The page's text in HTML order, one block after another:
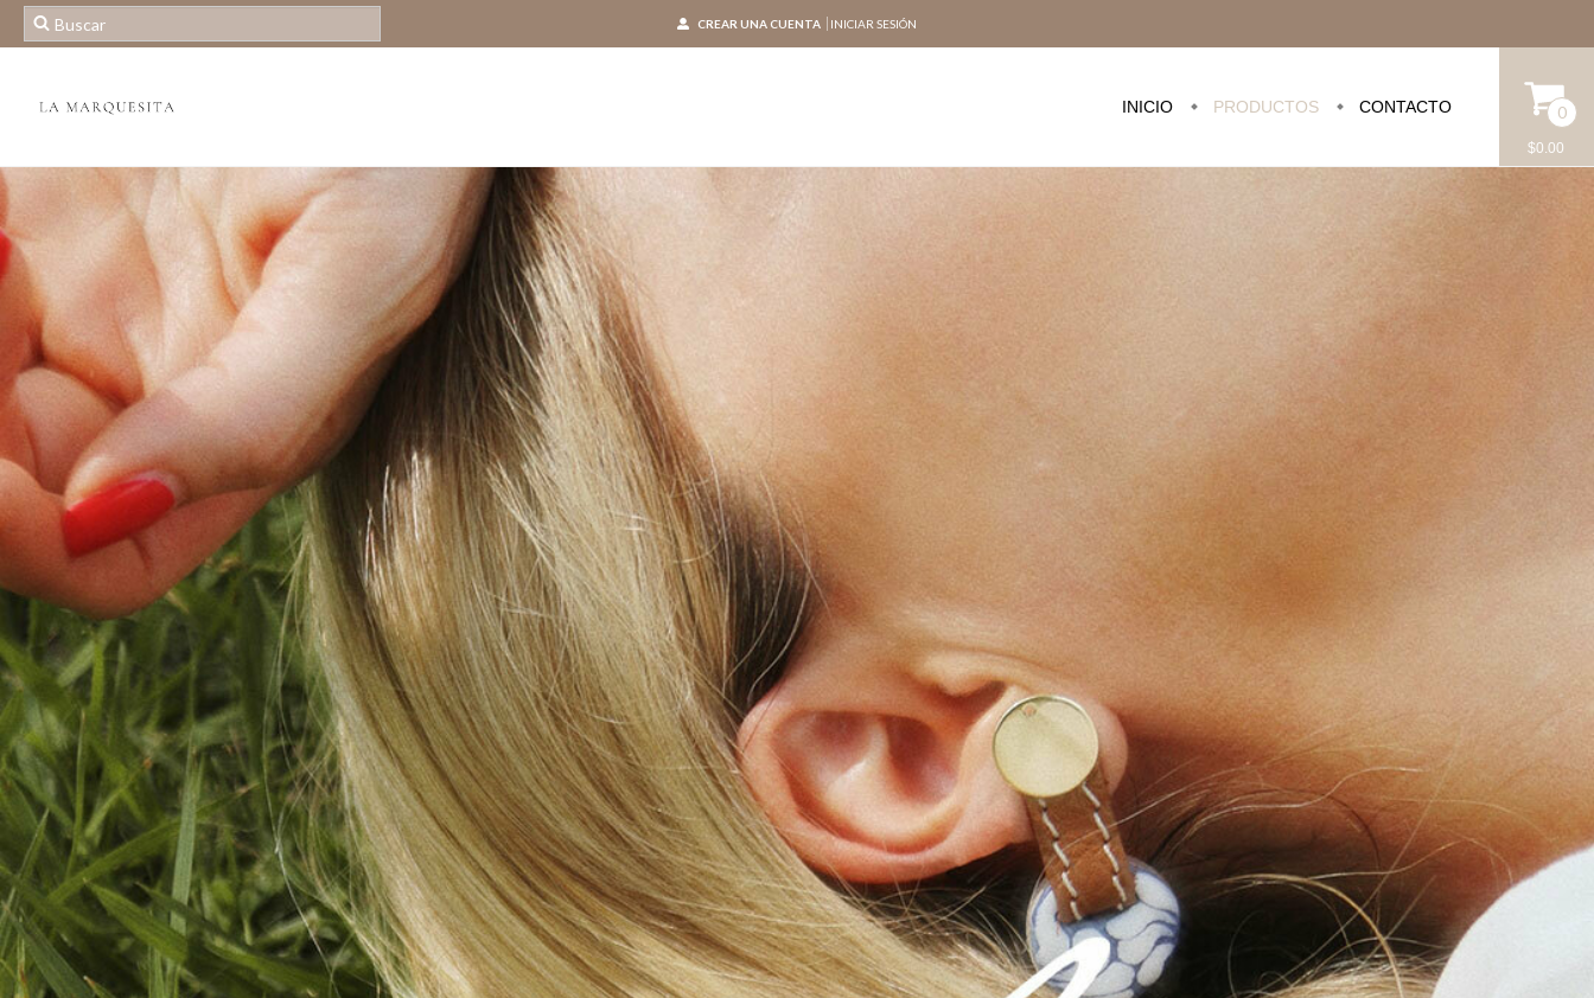
CREAR UNA CUENTA INICIAR SESIÓN
INICIO PRODUCTOS CONTACTO 0
$0.00